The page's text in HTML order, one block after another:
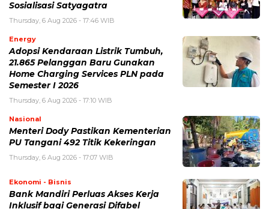
Sosialisasi Satyagatra
Thursday, 6 Aug 2026 - 17:46 WIB
Energy
Adopsi Kendaraan Listrik Tumbuh,
21.865 Pelanggan Baru Gunakan
Home Charging Services PLN pada
Semester I 2026
Thursday, 6 Aug 2026 - 17:10 WIB
Nasional
Menteri Dody Pastikan Kementerian
PU Tangani 492 Titik Kekeringan
Thursday, 6 Aug 2026 - 17:07 WIB
Ekonomi - Bisnis
Bank Mandiri Perluas Akses Kerja
Inklusif bagi Generasi Difabel